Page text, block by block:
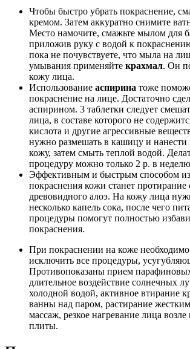
Чтобы быстро убрать покраснение,
кремом. Затем аккуратно снимите
Место намочите, смажьте мылом для
приложив руку с водой к
пока не почувствуете, что мыла на
умывания применяйте крахмал. Он
кожу лица.
Использование аспирина тоже
покраснение на лице. Достаточно
аспирином. 3 таблетки следует
лица, в составе которого не
кислота и другие агрессивные
нужно размешать в кашицу и
кожу, затем смыть теплой водой.
процедуру можно только 2 р. в
Эффективным и быстрым способом
покраснения кожи станет протирание
древовидного алоэ. На кожу лица
несколько капель сока, после чего
процедуры помогут полностью
покраснения.
При покраснении на коже необходимо
исключить все процедуры,
Противопоказаны прием
длительное воздействие солнечных
холодной водой, активное втирание
ванны над паром, растирание
массаж, резкое нагревание лица
плиты.